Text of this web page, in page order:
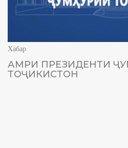
Хабар
АМРИ ПРЕЗИДЕНТИ
ТОҶИКИСТОН